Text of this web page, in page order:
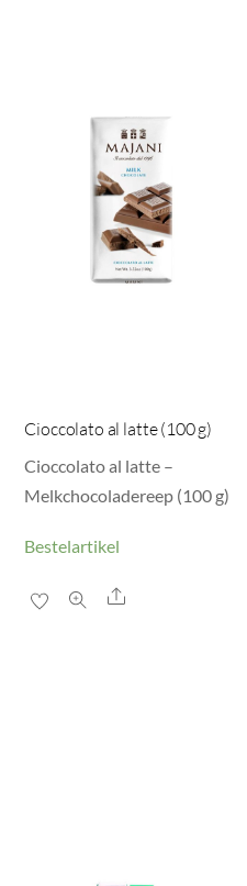
Cioccolato al latte (100 g)
Cioccolato al latte –
Melkchocoladereep (100 g)
Bestelartikel
Share